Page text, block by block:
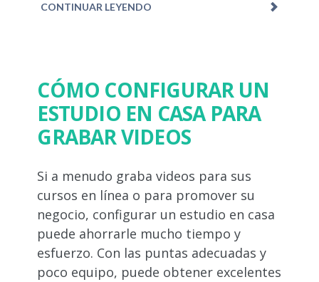
CONTINUAR LEYENDO
CÓMO CONFIGURAR UN
ESTUDIO EN CASA PARA
GRABAR VIDEOS
Si a menudo graba videos para sus
cursos en línea o para promover su
negocio, configurar un estudio en casa
puede ahorrarle mucho tiempo y
esfuerzo. Con las puntas adecuadas y
poco equipo, puede obtener excelentes